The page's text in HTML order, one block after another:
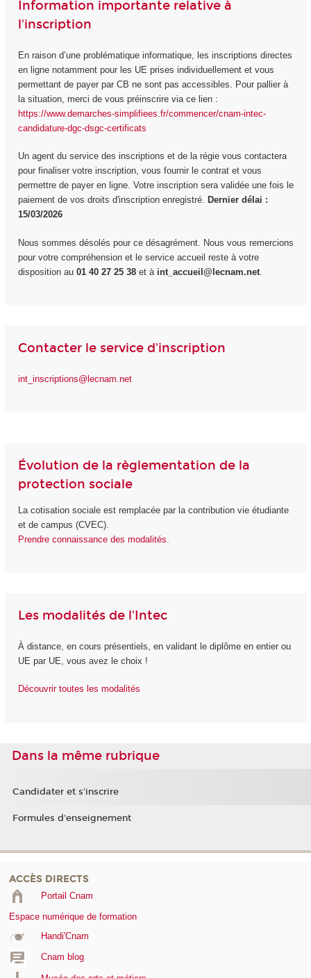
Information importante relative à
l'inscription
En raison d’une problématique informatique, les inscriptions directes
en ligne notamment pour les UE prises individuellement et vous
permettant de payer par CB ne sont pas accessibles. Pour pallier à
la situation, merci de vous préinscrire via ce lien :
https://www.demarches-simplifiees.fr/commencer/cnam-intec-
candidature-dgc-dsgc-certificats
Un agent du service des inscriptions et de la régie vous contactera
pour finaliser votre inscription, vous fournir le contrat et vous
permettre de payer en ligne. Votre inscription sera validée une fois le
paiement de vos droits d'inscription enregistré. Dernier délai :
15/03/2026
Nous sommes désolés pour ce désagrément. Nous vous remercions
pour votre compréhension et le service accueil reste à votre
disposition au 01 40 27 25 38et à int_accueil@lecnam.net.
Contacter le service d'inscription
int_inscriptions@lecnam.net
Évolution de la règlementation de la
protection sociale
La cotisation sociale est remplacée par la contribution vie étudiante
et de campus (CVEC).
Prendre connaissance des modalités.
Les modalités de l'Intec
À distance, en cours présentiels, en validant le diplôme en entier ou
UE par UE, vous avez le choix !
Découvrir toutes les modalités
Dans la même rubrique
Candidater et s'inscrire
Formules d'enseignement
ACCÈS DIRECTS
Portail Cnam
Espace numérique de formation
Handi'Cnam
Cnam blog